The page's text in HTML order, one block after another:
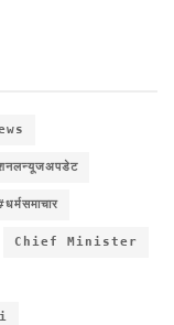
Chief Minister